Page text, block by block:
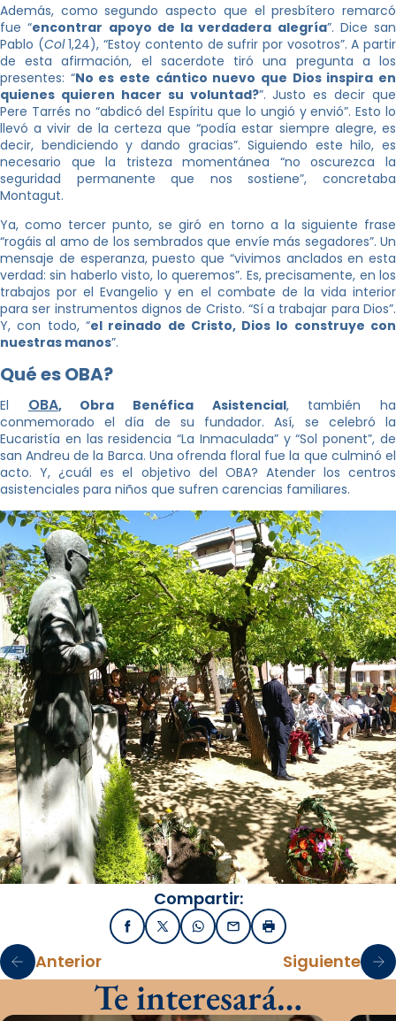
Además, como segundo aspecto que el presbítero remarcó
fue “encontrar apoyo de la verdadera alegría”. Dice san
Pablo (Col1,24), “Estoy contento de sufrir por vosotros”. A partir
de esta afirmación, el sacerdote tiró una pregunta a los
presentes: “No es este cántico nuevo que Dios inspira en
quienes quieren hacer su voluntad?”. Justo es decir que
Pere Tarrés no “abdicó del Espíritu que lo ungió y envió”. Esto lo
llevó a vivir de la certeza que “podía estar siempre alegre, es
decir, bendiciendo y dando gracias”. Siguiendo este hilo, es
necesario que la tristeza momentánea “no oscurezca la
seguridad permanente que nos sostiene”, concretaba
Montagut.
Ya, como tercer punto, se giró en torno a la siguiente frase
“rogáis al amo de los sembrados que envíe más segadores”. Un
mensaje de esperanza, puesto que “vivimos anclados en esta
verdad: sin haberlo visto, lo queremos”. Es, precisamente, en los
trabajos por el Evangelio y en el combate de la vida interior
para ser instrumentos dignos de Cristo. “Sí a trabajar para Dios”.
Y, con todo, “el reinado de Cristo, Dios lo construye con
nuestras manos”.
Qué es OBA?
El OBA, Obra Benéfica Asistencial, también ha
conmemorado el día de su fundador. Así, se celebró la
Eucaristía en las residencia “La Inmaculada” y “Sol ponent”, de
san Andreu de la Barca. Una ofrenda floral fue la que culminó el
acto. Y, ¿cuál es el objetivo del OBA? Atender los centros
asistenciales para niños que sufren carencias familiares.
Compartir:
FacebookX / TwitterWhatsApp
EmailImprimir
Anterior Siguiente
Te interesará…